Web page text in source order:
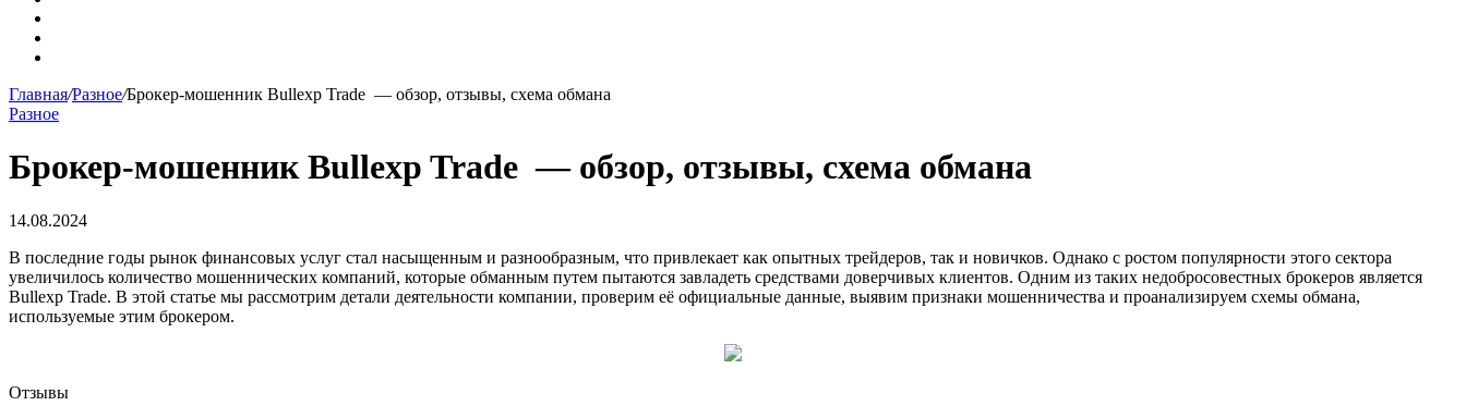
Главная/Разное/Брокер-мошенник Bullexp Trade — обзор, отзывы, схема обмана
Разное
Брокер-мошенник Bullexp Trade — обзор, отзывы, схема обмана
14.08.2024
В последние годы рынок финансовых услуг стал насыщенным и разнообразным, что привлекает как опытных трейдеров, так и новичков. Однако с ростом популярности этого сектора
увеличилось количество мошеннических компаний, которые обманным путем пытаются завладеть средствами доверчивых клиентов. Одним из таких недобросовестных брокеров является
Bullexp Trade. В этой статье мы рассмотрим детали деятельности компании, проверим её официальные данные, выявим признаки мошенничества и проанализируем схемы обмана,
используемые этим брокером.
Отзывы